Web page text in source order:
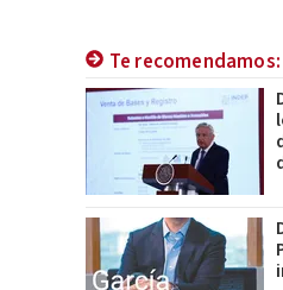
Te recomendamos: